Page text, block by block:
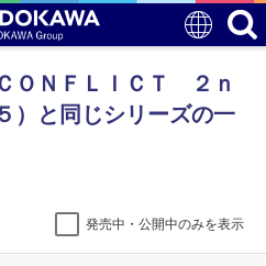
ＯＮＦＬＩＣＴ ２ｎ
）と同じシリーズの一
発売中・公開中のみを表示